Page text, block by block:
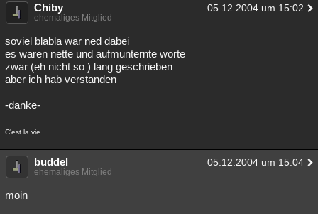
Chiby 05.12.2004 um 15:02
ehemaliges Mitglied
soviel blabla war ned dabei
es waren nette und aufmunternte worte
zwar (eh nicht so ) lang geschrieben
aber ich hab verstanden
-danke-
C'est la vie
buddel 05.12.2004 um 15:04
ehemaliges Mitglied
moin